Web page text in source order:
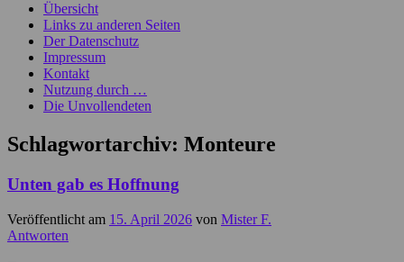
Übersicht
Links zu anderen Seiten
Der Datenschutz
Impressum
Kontakt
Nutzung durch …
Die Unvollendeten
Schlagwortarchiv: Monteure
Unten gab es Hoffnung
Veröffentlicht am 15. April 2026 von Mister F.
Antworten